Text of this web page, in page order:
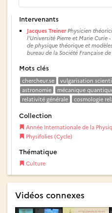
Intervenants
Jacques Treiner Physicien
l’Université Pierre et Marie Curie
de physique théorique et
bureau de la Société Française de
Mots clés
chercheur.se vulgarisation
astronomie
mécanique
relativité générale
cosmologie
Collection
Année Internationale de la
Physifolies (Cycle)
Thématique
Culture
Vidéos connexes